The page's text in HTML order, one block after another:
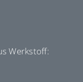
Werkstoff: